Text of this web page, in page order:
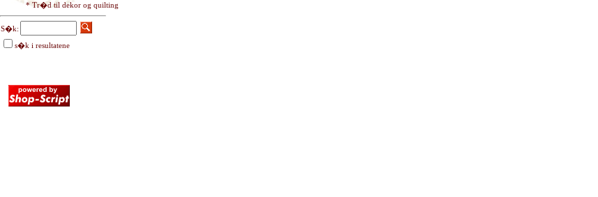
* Tr�d til dekor og quilting
S�k:
s�k i resultatene